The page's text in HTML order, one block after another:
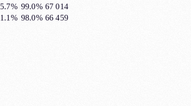
99.0% 67 014
98.0% 66 459